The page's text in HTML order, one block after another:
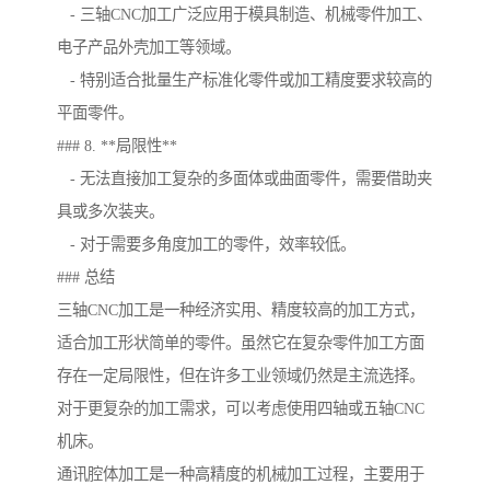
- 三轴CNC加工广泛应用于模具制造、机械零件加工、
电子产品外壳加工等领域。
- 特别适合批量生产标准化零件或加工精度要求较高的
平面零件。
### 8. **局限性**
- 无法直接加工复杂的多面体或曲面零件，需要借助夹
具或多次装夹。
- 对于需要多角度加工的零件，效率较低。
### 总结
三轴CNC加工是一种经济实用、精度较高的加工方式，
适合加工形状简单的零件。虽然它在复杂零件加工方面
存在一定局限性，但在许多工业领域仍然是主流选择。
对于更复杂的加工需求，可以考虑使用四轴或五轴CNC
机床。
通讯腔体加工是一种高精度的机械加工过程，主要用于